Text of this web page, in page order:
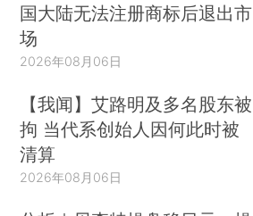
国大陆无法注册商标后退出市
场
2026年08月06日
【我闻】艾路明及多名股东被
拘 当代系创始人因何此时被
清算
2026年08月06日